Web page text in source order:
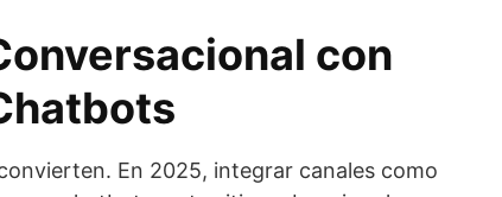
con
En 2025, integrar canales como